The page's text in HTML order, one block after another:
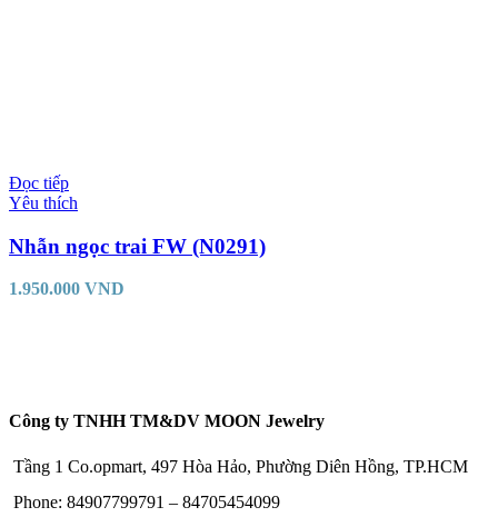
Đọc tiếp
Yêu thích
Nhẫn ngọc trai FW (N0291)
1.950.000 VND
Công ty TNHH TM&DV MOON Jewelry
Tầng 1 Co.opmart, 497 Hòa Hảo, Phường Diên Hồng, TP.HCM
Phone: 84907799791 – 84705454099